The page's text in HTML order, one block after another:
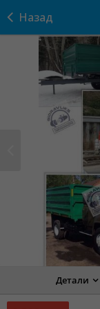
Назад
Детали